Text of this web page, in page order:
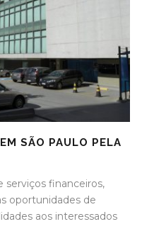
SÃO PAULO PELA
serviços financeiros,
oportunidades de
aos interessados